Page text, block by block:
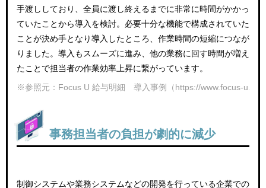
手渡ししており、全員に渡し終えるまでに非常に時間がかかっ
ていたことから導入を検討。必要十分な機能で構成されていた
ことが決め手となり導入したところ、作業時間の短縮につなが
りました。導入もスムーズに進み、他の業務に回す時間が増え
たことで担当者の作業効率上昇に繋がっています。
※参照元：Focus U 給与明細 導入事例（https://www.focus-u.jp/
事務担当者の負担が劇的に減少
制御システムや業務システムなどの開発を行っている企業での